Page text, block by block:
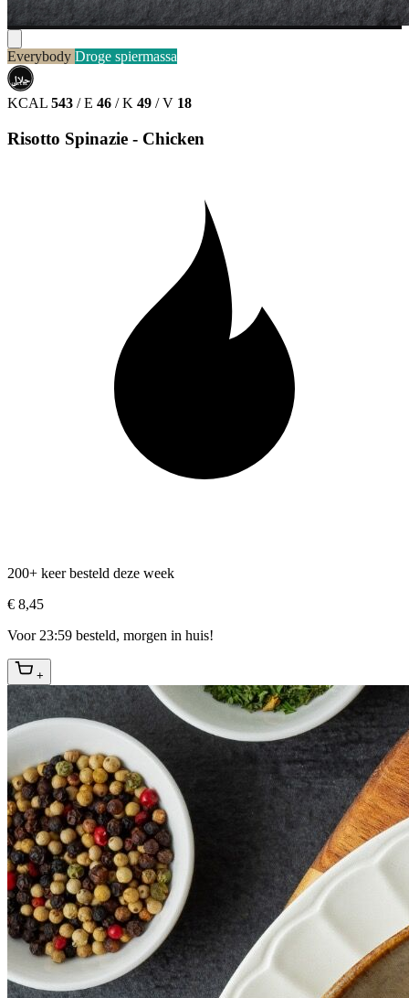
Everybody Droge spiermassa
حلال
HALAL
KCAL 543 / E 46 / K 49 / V 18
Risotto Spinazie - Chicken
200+ keer besteld deze week
€ 8,45
Voor 23:59 besteld, morgen in huis!
+